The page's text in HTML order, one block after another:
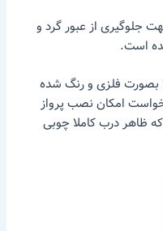
جلوگیری از عبور گرد و
است.
فلزی و رنگ شده
امکان نصب پرواز
که ظاهر درب کاملا چوبی